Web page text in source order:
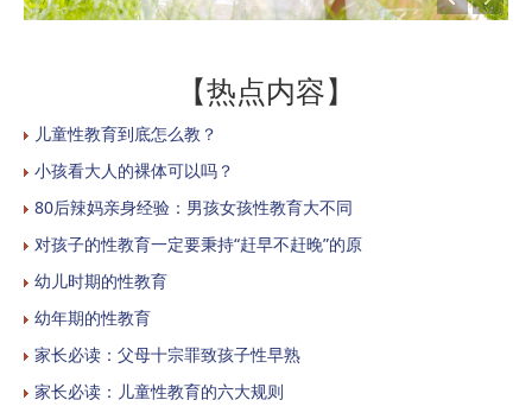
【热点内容】
儿童性教育到底怎么教？
小孩看大人的裸体可以吗？
80后辣妈亲身经验：男孩女孩性教育大不同
对孩子的性教育一定要秉持“赶早不赶晚”的原
幼儿时期的性教育
幼年期的性教育
家长必读：父母十宗罪致孩子性早熟
家长必读：儿童性教育的六大规则